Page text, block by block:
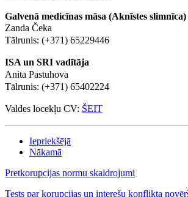
Galvenā medicīnas māsa (Aknīstes slimnīca)
Zanda Čeka
Tālrunis: (+371) 65229446
ISA un SRI vadītāja
Anita Pastuhova
Tālrunis: (+371) 65402224
Valdes locekļu CV: ŠEIT
Iepriekšējā
Nākamā
Pretkorupcijas normu skaidrojumi
Tests par korupcijas un interešu konflikta